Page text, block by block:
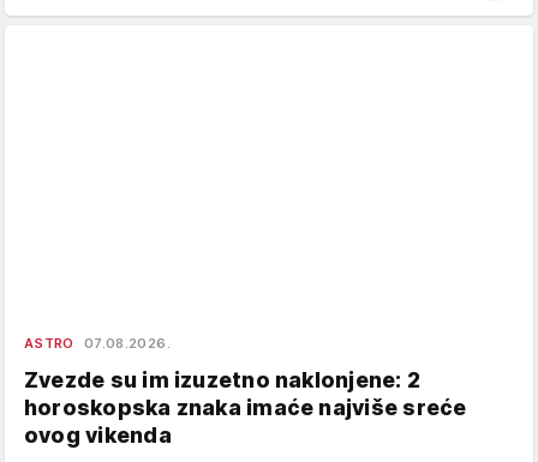
ASTRO 07.08.2026.
Zvezde su im izuzetno naklonjene: 2
horoskopska znaka imaće najviše sreće
ovog vikenda